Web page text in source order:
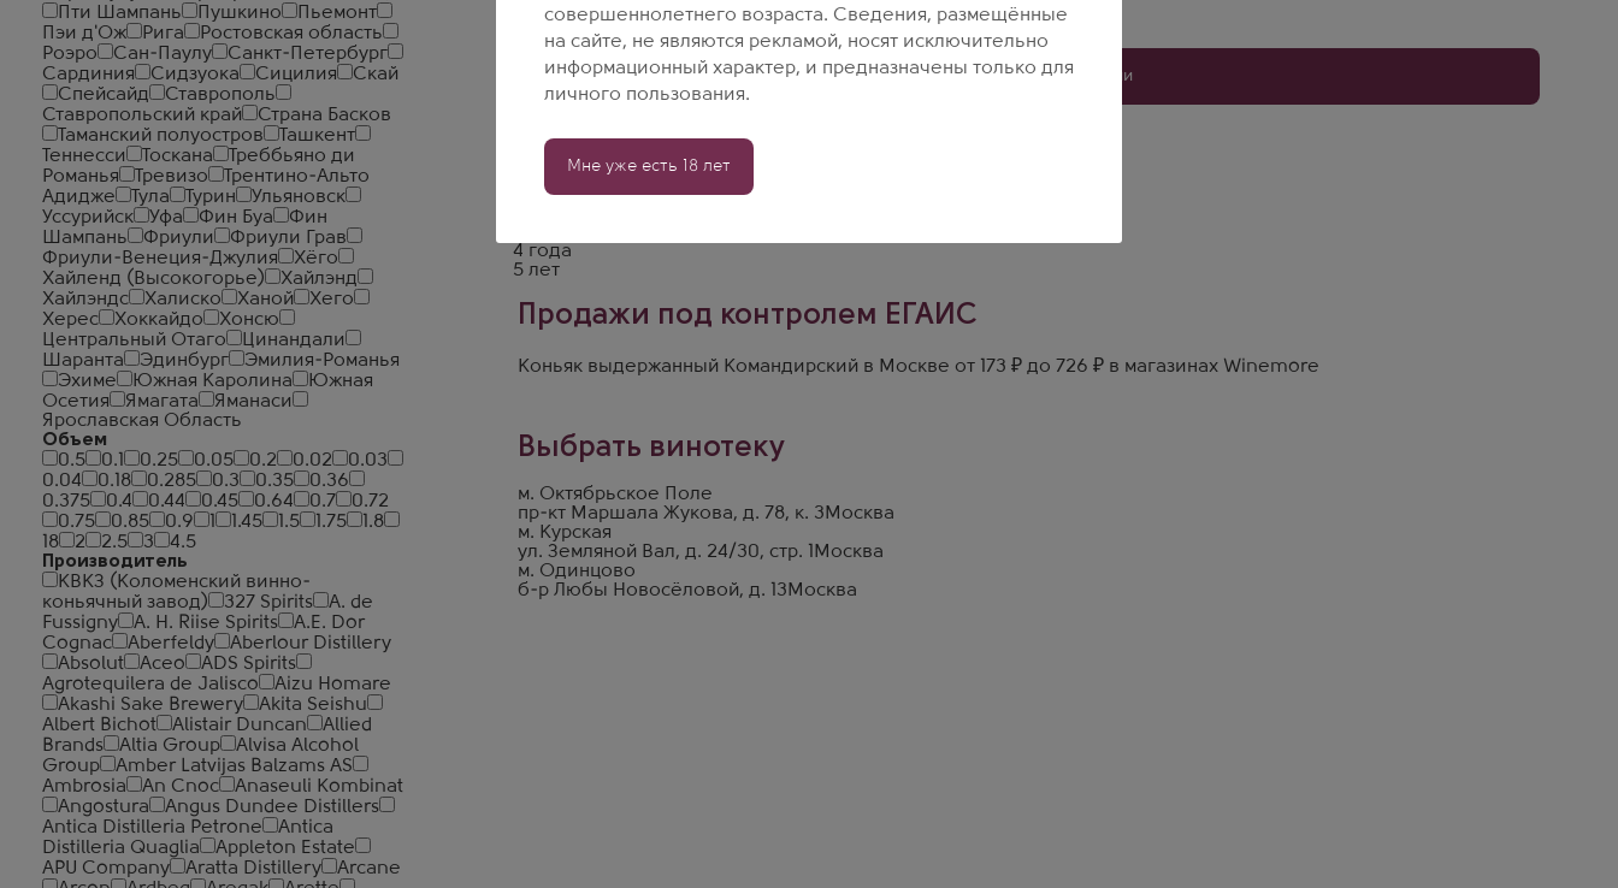
Пти Шампань
Пушкино
Пьемонт
Пэи д'Ож
Рига
Ростовская область
Роэро
Сан-Паулу
Санкт-Петербург
Сардиния
Сидзуока Сицилия
Скай
Спейсайд
Ставрополь
Ставропольский край
Страна Басков
Таманский полуостров
Ташкент
Теннесси
Тоскана
Треббьяно ди
Романья
Тревизо
Трентино-Альто
Адидже
Тула Турин
Ульяновск
Уссурийск
Уфа Фин Буа
Фин
Шампань
Фриули
Фриули Грав
Фриули-Венеция-Джулия
Хёго
Хайленд (Высокогорье)
Хайлэнд
Хайлэндс
Халиско Ханой
Хего
Херес
Хоккайдо
Хонсю
Центральный Отаго
Цинандали
Шаранта
Эдинбург
Эмилия-Романья
Эхиме
Южная Каролина
Южная
Осетия
Ямагата
Яманаси
Ярославская Область
Объем
0.5
0.1 0.25 0.05 0.2 0.02
0.03
0.04
0.18 0.285 0.3 0.35
0.36
0.375
0.4 0.44 0.45 0.64 0.7
0.72
0.75
0.85 0.9 1.45 1.5 1.75
1.8
18
2 2.5 3
4.5
Производитель
КВКЗ (Коломенский винно-
коньячный завод)
327 Spirits
A. de
Fussigny
A. H. Riise Spirits
A.E. Dor
Cognac
Aberfeldy
Aberlour Distillery
Absolut
Aceo
ADS Spirits
Agrotequilera de Jalisco
Aizu Homare
Akashi Sake Brewery
Akita Seishu
Albert Bichot
Alistair Duncan
Allied
Brands
Altia Group
Alvisa Alcohol
Group
Amber Latvijas Balzams AS
Ambrosia
An Cnoc
Anaseuli Kombinat
Angostura
Angus Dundee Distillers
Antica Distilleria Petrone
Antica
Distilleria Quaglia
Appleton Estate
APU Company
Aratta Distillery
Arcane
Узнать о поступлении
5 звезд
4 года
5 лет
Продажи под контролем ЕГАИС
Коньяк выдержанный Командирский в Москве от 173 ₽ до 726 ₽ в магазинах Winemore
Выбрать винотеку
м. Октябрьское Поле
пр-кт Маршала Жукова, д. 78, к. 3 Москва
м. Курская
ул. Земляной Вал, д. 24/30, стр. 1
Москва
м. Одинцово
б-р Любы Новосёловой, д. 13 Москва
совершеннолетнего возраста. Сведения, размещённые
на сайте, не являются рекламой, носят исключительно
информационный характер, и предназначены только для
личного пользования.
Мне уже есть 18 лет